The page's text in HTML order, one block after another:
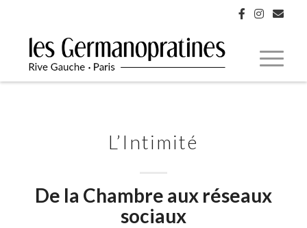
L’Intimité
De la Chambre aux réseaux
sociaux